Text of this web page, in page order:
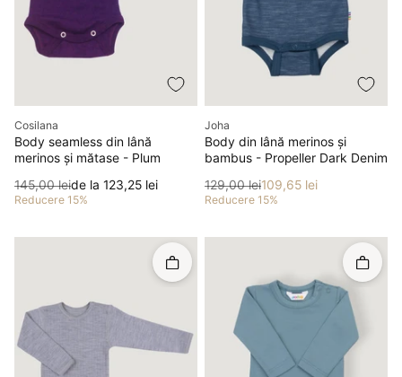
Body seamless din lână
merinos și mătase - Plum
Producător
Cosilana
Preț
145,00 lei
Preț redusde la 123,25 lei
Reducere 15%
Body din lână merinos și
bambus - Propeller Dark Denim
Producător
Joha
Preț
129,00 lei
Preț redus109,65 lei
Reducere 15%
Rapid în coș Rapid